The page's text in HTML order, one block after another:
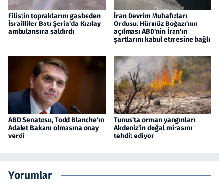
Filistin topraklarını gasbeden
İsrailliler Batı Şeria'da Kızılay
ambulansına saldırdı
İran Devrim Muhafızları
Ordusu: Hürmüz Boğazı'nın
açılması ABD'nin İran'ın
şartlarını kabul etmesine bağlı
ABD Senatosu, Todd Blanche'ın
Adalet Bakanı olmasına onay
verdi
Tunus'ta orman yangınları
Akdeniz'in doğal mirasını
tehdit ediyor
Yorumlar